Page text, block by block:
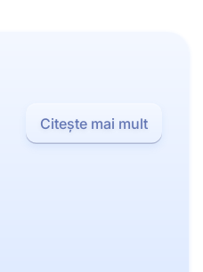
Citește mai mult